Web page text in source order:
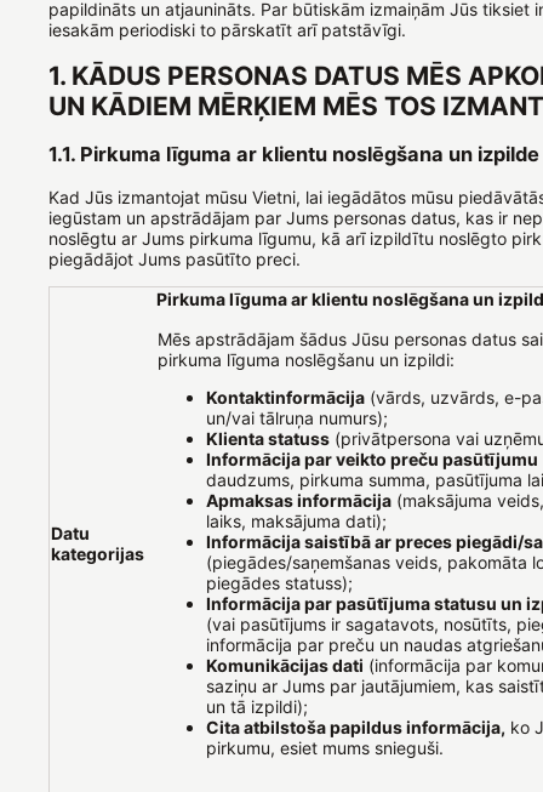
papildināts un atjaunināts. Par būtiskām izmaiņām Jūs tiksiet
iesakām periodiski to pārskatīt arī patstāvīgi.
1. KĀDUS PERSONAS DATUS MĒS
UN KĀDIEM MĒRĶIEM MĒS TOS
1.1. Pirkuma līguma ar klientu noslēgšana un izpilde
Kad Jūs izmantojat mūsu Vietni, lai iegādātos mūsu
iegūstam un apstrādājam par Jums personas datus, kas ir
noslēgtu ar Jums pirkuma līgumu, kā arī izpildītu noslēgto
piegādājot Jums pasūtīto preci.
Pirkuma līguma ar klientu noslēgšana un
Datu
kategorijas
Mēs apstrādājam šādus Jūsu personas datus
pirkuma līguma noslēgšanu un izpildi:
Kontaktinformācija (vārds, uzvārds, e-
un/vai tālruņa numurs);
Klienta statuss (privātpersona vai
Informācija par veikto preču pasūtījumu
daudzums, pirkuma summa, pasūtījuma
Apmaksas informācija (maksājuma
laiks, maksājuma dati);
Informācija saistībā ar preces piegādi/
(piegādes/saņemšanas veids, pakomāta
piegādes statuss);
Informācija par pasūtījuma statusu un
(vai pasūtījums ir sagatavots, nosūtīts,
informācija par preču un naudas
Komunikācijas dati (informācija par
saziņu ar Jums par jautājumiem, kas
un tā izpildi);
Cita atbilstoša papildus informācija, ko
pirkumu, esiet mums snieguši.